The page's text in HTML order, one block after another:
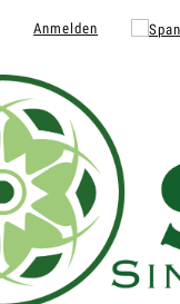
Anmelden